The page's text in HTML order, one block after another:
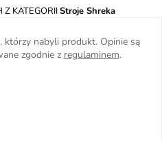
Z KATEGORIIStroje Shreka
którzy nabyli produkt. Opinie są
zgodnie z regulaminem.